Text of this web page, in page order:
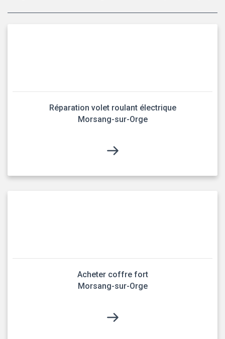
Réparation volet roulant électrique
Morsang-sur-Orge
Acheter coffre fort
Morsang-sur-Orge